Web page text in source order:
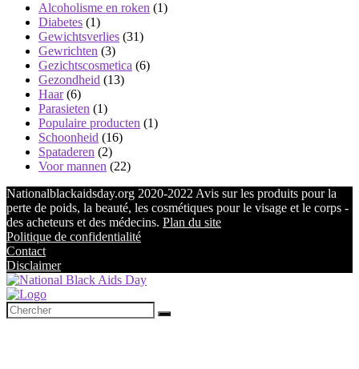
Alcoholisme en roken (1)
Diabetes (1)
Gewichtsverlies (31)
Gewrichten (3)
Gezichtscosmetica (6)
Gezondheid (13)
Haar(6)
Parasieten (1)
Populaire producten (1)
Schoonheid (16)
Spataderen (2)
Voor mannen (22)
Nationalblackaidsday.org 2020-2022 Avis sur les produits pour la
perte de poids, la beauté, les cosmétiques pour le visage et le corps -
des acheteurs et des médecins. Plan du site
Politique de confidentialité
Contact
Disclaimer